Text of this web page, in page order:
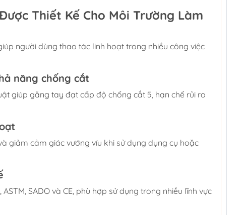
Thiết Kế Cho Môi Trường Làm
người dùng thao tác linh hoạt trong nhiều công việc
năng chống cắt
giúp găng tay đạt cấp độ chống cắt 5, hạn chế rủi ro
giảm cảm giác vướng víu khi sử dụng dụng cụ hoặc
SADO và CE, phù hợp sử dụng trong nhiều lĩnh vực